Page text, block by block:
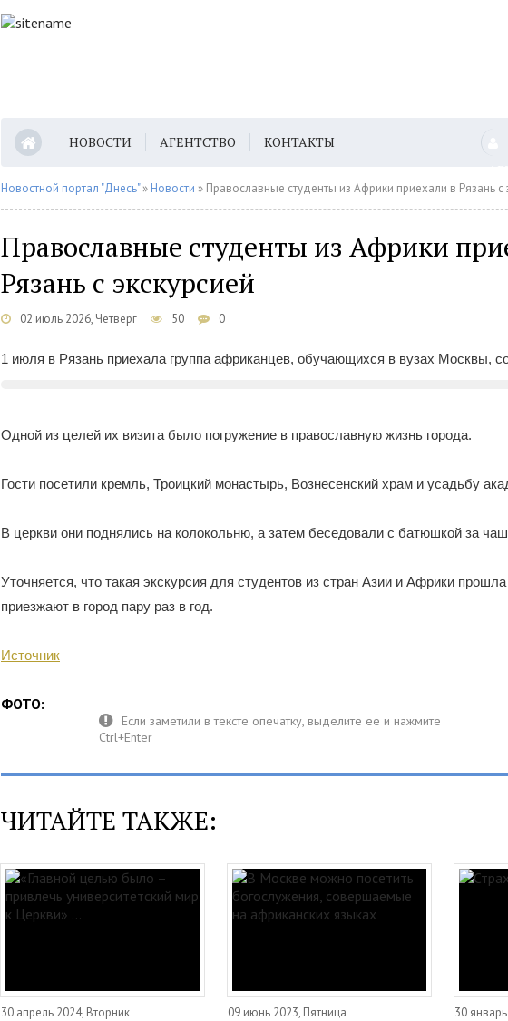
НОВОСТИ АГЕНТСТВО
КОНТАКТЫ
Новостной портал "Днесь"» Новости » Православные студенты из Африки приехали в Рязань с
Православные студенты из Африки
Рязань с экскурсией
02 июль 2026, Четверг 50 0
1 июля в Рязань приехала группа африканцев, обучающихся в вузах Москвы,
Одной из целей их визита было погружение в православную жизнь города.
Гости посетили кремль, Троицкий монастырь, Вознесенский храм и усадьбу
В церкви они поднялись на колокольню, а затем беседовали с батюшкой за
Уточняется, что такая экскурсия для студентов из стран Азии и Африки
приезжают в город пару раз в год.
Источник
ФОТО:
ЧИТАЙТЕ ТАКЖЕ:
30 апрель 2024, Вторник 09 июнь 2023, Пятница 30